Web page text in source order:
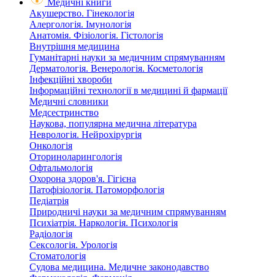
Медичні книги
Акушерство. Гінекологія
Алергологія. Імунологія
Анатомія. Фізіологія. Гістологія
Внутрішня медицина
Гуманітарні науки за медичним спрямуванням
Дерматологія. Венерологія. Косметологія
Інфекційні хвороби
Інформаційні технології в медицині й фармації
Медичні словники
Медсестринство
Наукова, популярна медична література
Неврологія. Нейрохірургія
Онкологія
Оториноларингологія
Офтальмологія
Охорона здоров'я. Гігієна
Патофізіологія. Патоморфологія
Педіатрія
Природничі науки за медичним спрямуванням
Психіатрія. Наркологія. Психологія
Радіологія
Сексологія. Урологія
Стоматологія
Судова медицина. Медичне законодавство